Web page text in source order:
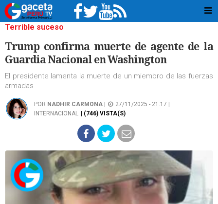
Terrible suceso
Trump confirma muerte de agente de la
Guardia Nacional en Washington
El presidente lamenta la muerte de un miembro de las fuerzas
armadas
POR NADHIR CARMONA
27/11/2025 - 21:17 |
INTERNACIONAL
| (746) VISTA(S)